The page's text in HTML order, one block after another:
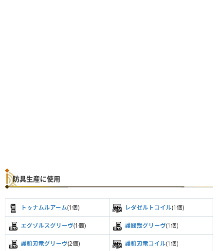
防具生産に使用
トゥナムルアーム(1個) レダゼルトコイル(1個)
エグゾルスグリーヴ(1個) 護闢獣グリーヴ(1個)
護鎖刃竜グリーヴ(2個) 護鎖刃竜コイル(1個)